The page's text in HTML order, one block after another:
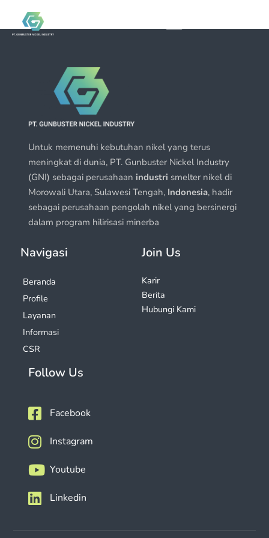
Untuk memenuhi kebutuhan nikel yang terus
meningkat di dunia, PT. Gunbuster Nickel Industry
(GNI) sebagai perusahaan industri smelter nikel di
Morowali Utara, Sulawesi Tengah, Indonesia, hadir
sebagai perusahaan pengolah nikel yang bersinergi
dalam program hilirisasi minerba
Navigasi
Beranda
Profile
Layanan
Informasi
CSR
Join Us
Karir
Berita
Hubungi Kami
Follow Us
Facebook
Instagram
Youtube
Linkedin